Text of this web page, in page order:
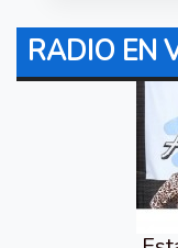
RADIO EN